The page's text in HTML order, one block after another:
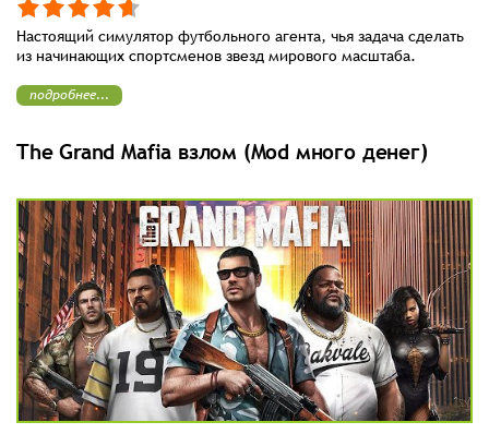
Настоящий симулятор футбольного агента, чья задача сделать
из начинающих спортсменов звезд мирового масштаба.
подробнее...
The Grand Mafia взлом (Mod много денег)